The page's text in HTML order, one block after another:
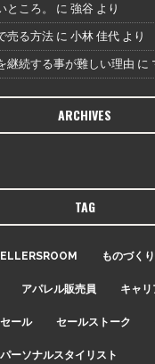
ところ。
に 強谷 より
売る方法 に 小林 佳代 より
継続する事が難しい理由 に
ARCHIVES
TAG
ものづくり
アパレル販売員 キャ
セール セールストーク
パーソナルスタイリスト